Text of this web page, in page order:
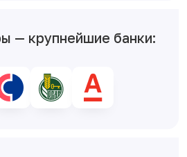
— крупнейшие банки: